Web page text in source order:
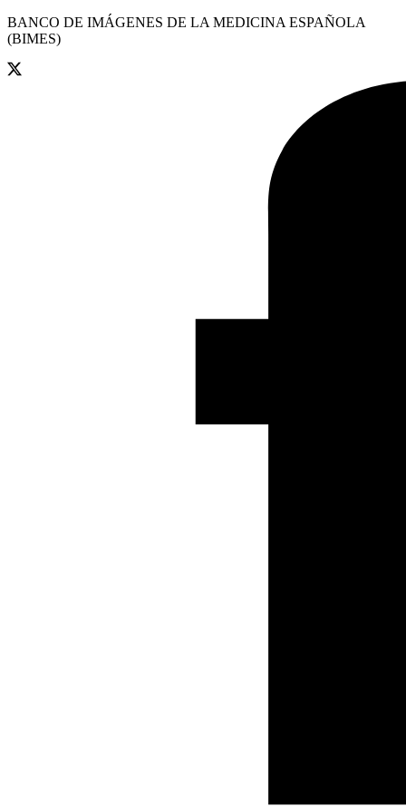
BANCO DE IMÁGENES DE LA MEDICINA ESPAÑOLA
(BIMES)